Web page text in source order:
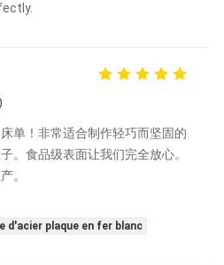
单！非常适合制作轻巧而坚固的
。食品级表面让我们完全放心。
。
d'acier plaque en fer blanc